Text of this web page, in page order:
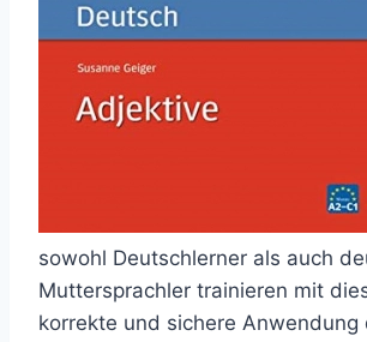
sowohl Deutschlerner als auch
Muttersprachler trainieren mit
korrekte und sichere Anwendung